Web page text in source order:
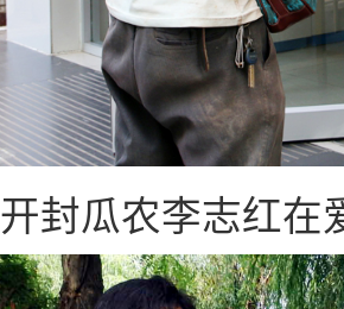
开封瓜农李志红在